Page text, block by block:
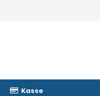
Kasse